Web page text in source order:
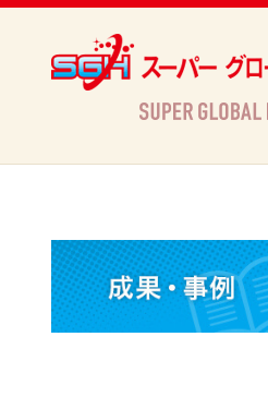
平成28年度SGH課題研究中間発表会実施報告（千葉県